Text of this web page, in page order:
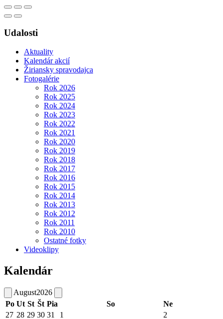
Udalosti
Aktuality
Kalendár akcií
Žiriansky spravodajca
Fotogalérie
Rok 2026
Rok 2025
Rok 2024
Rok 2023
Rok 2022
Rok 2021
Rok 2020
Rok 2019
Rok 2018
Rok 2017
Rok 2016
Rok 2015
Rok 2014
Rok 2013
Rok 2012
Rok 2011
Rok 2010
Ostatné fotky
Videoklipy
Kalendár
August2026
Po Ut St Št Pia So
Ne
27 28 29 30 31 1 2